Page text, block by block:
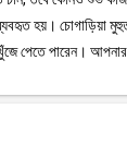
হয়। চোগাড়িয়া
পেতে পারেন।